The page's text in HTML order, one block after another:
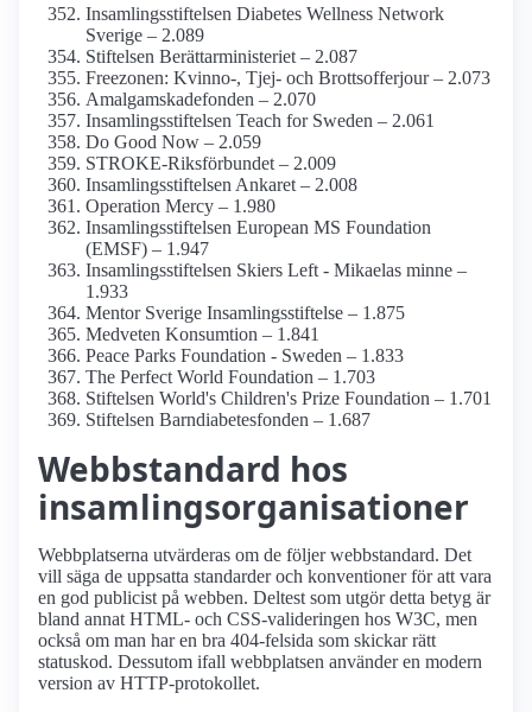
Insamlings­stiftelsen Diabetes Wellness Network
Sverige – 2.089
Stiftelsen Berättar­ministeriet – 2.087
Freezonen: Kvinno-, Tjej- och Brottsofferjour – 2.073
Amalgamskade­fonden – 2.070
Insamlings­stiftelsen Teach for Sweden – 2.061
Do Good Now – 2.059
STROKE-Riksförbundet – 2.009
Insamlings­stiftelsen Ankaret – 2.008
Operation Mercy – 1.980
Insamlings­stiftelsen European MS Foundation
(EMSF) – 1.947
Insamlings­stiftelsen Skiers Left - Mikaelas minne –
1.933
Mentor Sverige Insamlings­stiftelse – 1.875
Medveten Konsumtion – 1.841
Peace Parks Foundation - Sweden – 1.833
The Perfect World Foundation – 1.703
Stiftelsen World's Children's Prize Foundation – 1.701
Stiftelsen Barndiabetes­fonden – 1.687
Webbstandard hos
insamlings­organisationer
Webbplatserna utvärderas om de följer webbstandard. Det
vill säga de uppsatta standarder och konventioner för att vara
en god publicist på webben. Deltest som utgör detta betyg är
bland annat HTML- och CSS-valideringen hos W3C, men
också om man har en bra 404-felsida som skickar rätt
statuskod. Dessutom ifall webbplatsen använder en modern
version av HTTP-protokollet.